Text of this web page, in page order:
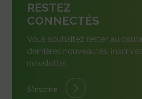
RESTEZ
CONNECTÉS
Vous souhaitez rester au
dernières nouveautés,
newsletter.
S'inscrire